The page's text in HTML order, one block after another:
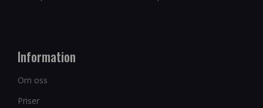
Information
Om oss
Priser